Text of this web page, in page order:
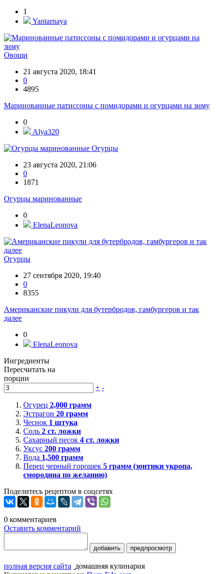
1
Yantarnaya
Овощи
21 августа 2020, 18:41
0
4895
Маринованные патиссоны с помидорами и огурцами на зиму
0
Alya320
Огурцы
23 августа 2020, 21:06
0
1871
Огурцы маринованные
0
ElenaLeonova
Огурцы
27 сентября 2020, 19:40
0
8355
Американские пикули для бутербродов, гамбургеров и так
далее
0
ElenaLeonova
Ингредиенты
Пересчитать на
порции
+ -
Огурец 2,000 грамм
Эстрагон 20 грамм
Чеснок 1 штука
Соль 2 ст. ложки
Сахарный песок 4 ст. ложки
Уксус 200 грамм
Вода 1,500 грамм
Перец черный горошек 5 грамм (зонтики укропа,
смородина по желанию)
Поделитесь рецептом в соцсетях
0 комментариев
Оставить комментарий
добавить предпросмотр
полная версия сайта домашняя кулинария